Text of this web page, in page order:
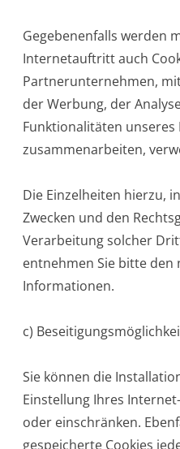
Gegebenenfalls werden
Internetauftritt auch
Partnerunternehmen,
der Werbung, der
Funktionalitäten
zusammenarbeiten,
Die Einzelheiten hierzu,
Zwecken und den
Verarbeitung solcher
entnehmen Sie bitte den
Informationen.
c)
Sie können die
Einstellung Ihres
oder einschränken.
gespeicherte Cookies